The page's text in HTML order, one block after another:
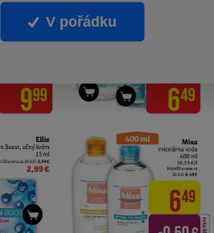
V pořádku